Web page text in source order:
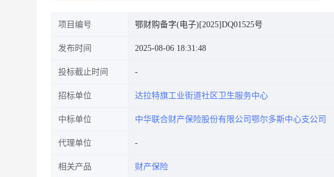
项目编号 鄂财购备字(电子)[2025]DQ01525号
发布时间 2025-08-06 18:31:48
投标截止时间
招标单位 达拉特旗工业街道社区卫生服务中心
中标单位 中华联合财产保险股份有限公司鄂尔多斯中心支公司
代理单位
相关产品 财产保险